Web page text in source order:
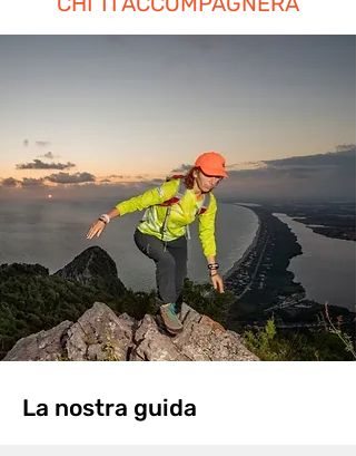
La nostra guida